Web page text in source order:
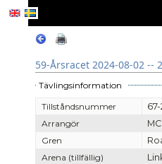
59-Årsracet 2024-08-02 --
Tävlingsinformation
Tillståndsnummer
Arrangör
Gren
Arena (tillfällig)